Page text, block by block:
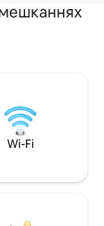
Wi-Fi